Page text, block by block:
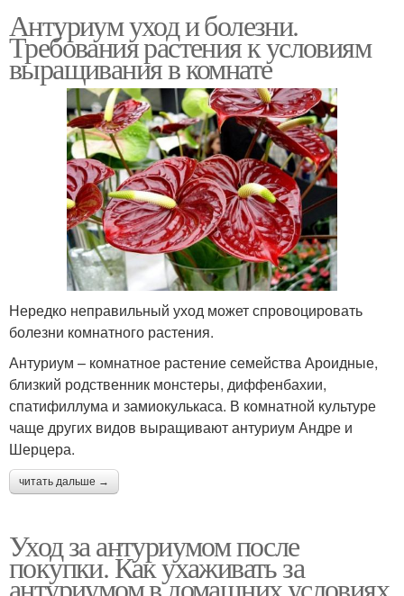
Антуриум уход и болезни.
Требования растения к условиям
выращивания в комнате
Нередко неправильный уход может спровоцировать
болезни комнатного растения.
Антуриум – комнатное растение семейства Ароидные,
близкий родственник монстеры, диффенбахии,
спатифиллума и замиокулькаса. В комнатной культуре
чаще других видов выращивают антуриум Андре и
Шерцера.
читать дальше →
Уход за антуриумом после
покупки. Как ухаживать за
антуриумом в домашних условиях